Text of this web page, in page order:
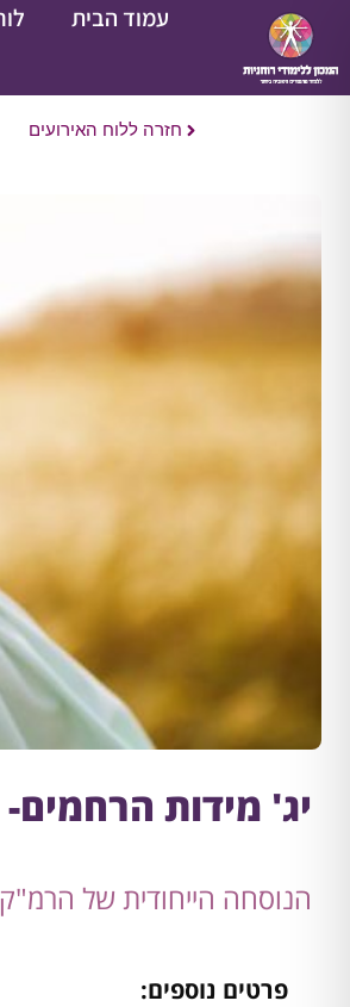
עמוד הבית
חזרה ללוח האירועים
יג' מידות
הנוסחה הייחודית של
פרטים נוספים: